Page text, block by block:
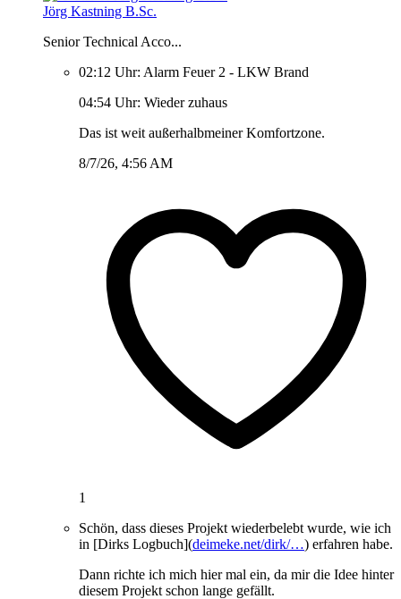
Jörg Kastning B.Sc.
Senior Technical Acco...
02:12 Uhr: Alarm Feuer 2 - LKW Brand
04:54 Uhr: Wieder zuhaus
Das ist weit außerhalbmeiner Komfortzone.
8/7/26, 4:56 AM
1
Schön, dass dieses Projekt wiederbelebt wurde, wie ich
in [Dirks Logbuch](deimeke.net/dirk/…) erfahren habe.
Dann richte ich mich hier mal ein, da mir die Idee hinter
diesem Projekt schon lange gefällt.